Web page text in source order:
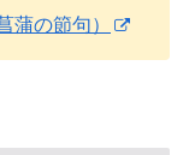
蒲の節句）